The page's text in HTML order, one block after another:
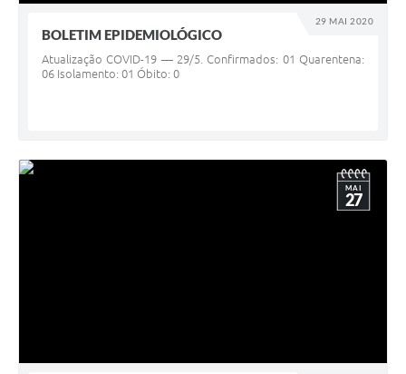
29 MAI 2020
BOLETIM EPIDEMIOLÓGICO
Atualização COVID-19 — 29/5. Confirmados: 01 Quarentena:
06 Isolamento: 01 Óbito: 0
MAI
27